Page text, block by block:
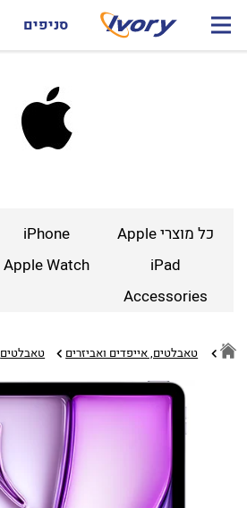
סניפים
כל מוצרי Apple iPhone
iPad
Apple Watch
Accessories
טאבלטים, אייפדים ואביזרים טאבלטים‏